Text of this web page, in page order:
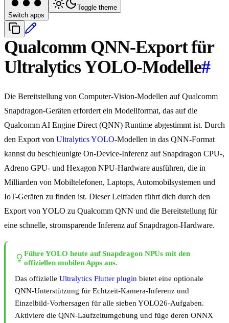
Switch apps
Toggle theme
Qualcomm QNN-Export für
Ultralytics YOLO-Modelle#
Die Bereitstellung von Computer-Vision-Modellen auf Qualcomm
Snapdragon-Geräten erfordert ein Modellformat, das auf die
Qualcomm AI Engine Direct (QNN) Runtime abgestimmt ist. Durch
den Export von Ultralytics YOLO-Modellen in das QNN-Format
kannst du beschleunigte On-Device-Inferenz auf Snapdragon CPU-,
Adreno GPU- und Hexagon NPU-Hardware ausführen, die in
Milliarden von Mobiltelefonen, Laptops, Automobilsystemen und
IoT-Geräten zu finden ist. Dieser Leitfaden führt dich durch den
Export von YOLO zu Qualcomm QNN und die Bereitstellung für
eine schnelle, stromsparende Inferenz auf Snapdragon-Hardware.
Führe YOLO heute auf Snapdragon NPUs mit den
offiziellen mobilen Apps aus.
Das offizielle Ultralytics Flutter plugin bietet eine optionale
QNN-Unterstützung für Echtzeit-Kamera-Inferenz und
Einzelbild-Vorhersagen für alle sieben YOLO26-Aufgaben.
Aktiviere die QNN-Laufzeitumgebung und füge deren ONNX